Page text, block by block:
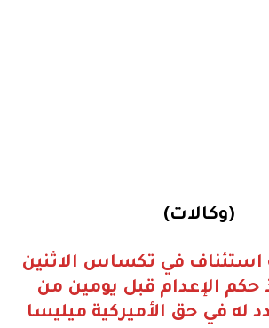
(وكالات)
في تكساس الاثنين
حكم الإعدام قبل يومين من
له في حق الأميركية ميليسا